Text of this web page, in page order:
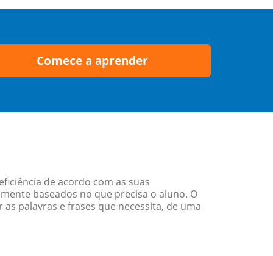
Comece a aprender
de acordo com as suas
baseados no que precisa o aluno. O
palavras e frases que necessita, de uma